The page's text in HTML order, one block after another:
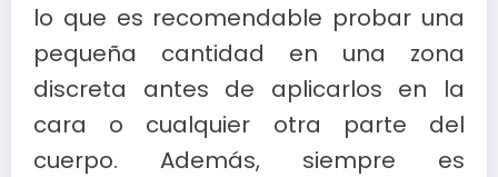
lo que es recomendable probar una
pequeña cantidad en una zona
discreta antes de aplicarlos en la
cara o cualquier otra parte del
cuerpo. Además, siempre es